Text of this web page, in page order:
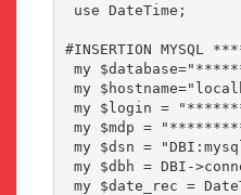
use DateTime;
#INSERTION
my
my
my $login =
my $mdp =
my $dsn =
my $dbh = DBI-
my $date_rec =